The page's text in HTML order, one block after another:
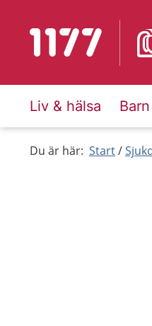
Till startsidan för 1177
Liv & hälsa
Du är här: Start